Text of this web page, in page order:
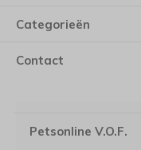
Categorieën
Contact
Petsonline V.O.F.